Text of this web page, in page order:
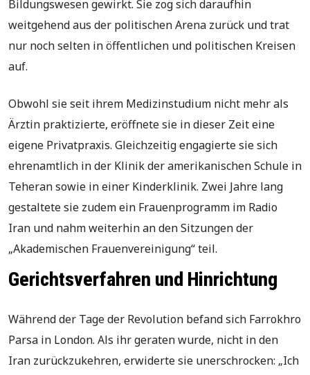
Bildungswesen gewirkt. Sie zog sich daraufhin
weitgehend aus der politischen Arena zurück und trat
nur noch selten in öffentlichen und politischen Kreisen
auf.
Obwohl sie seit ihrem Medizinstudium nicht mehr als
Ärztin praktizierte, eröffnete sie in dieser Zeit eine
eigene Privatpraxis. Gleichzeitig engagierte sie sich
ehrenamtlich in der Klinik der amerikanischen Schule in
Teheran sowie in einer Kinderklinik. Zwei Jahre lang
gestaltete sie zudem ein Frauenprogramm im Radio
Iran und nahm weiterhin an den Sitzungen der
„Akademischen Frauenvereinigung“ teil.
Gerichtsverfahren und Hinrichtung
Während der Tage der Revolution befand sich Farrokhro
Parsa in London. Als ihr geraten wurde, nicht in den
Iran zurückzukehren, erwiderte sie unerschrocken: „Ich